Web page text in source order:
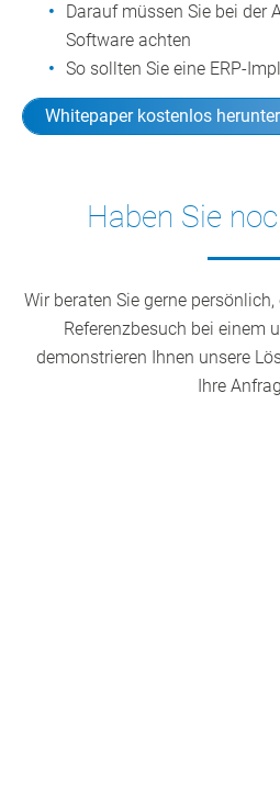
Darauf müssen Sie bei der
Software achten
So sollten Sie eine ERP-
Whitepaper kostenlos
Haben Sie
Wir beraten Sie gerne
Referenzbesuch bei einem
demonstrieren Ihnen unsere
Ihre